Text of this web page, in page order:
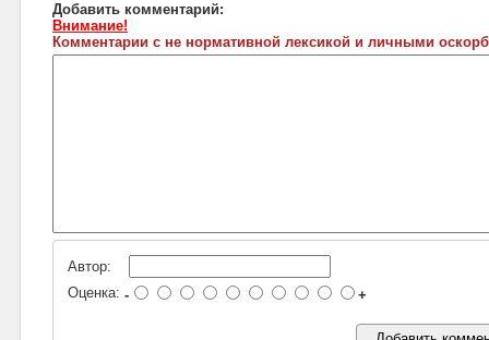
Добавить комментарий:
Внимание!
Комментарии с не нормативной лексикой и личными
Автор:
Оценка: - +